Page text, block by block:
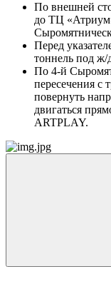
По внешней
до ТЦ
Перед
тоннель под ж/
По 4-й
пересечения с
повернуть
двигаться
ARTPLAY.